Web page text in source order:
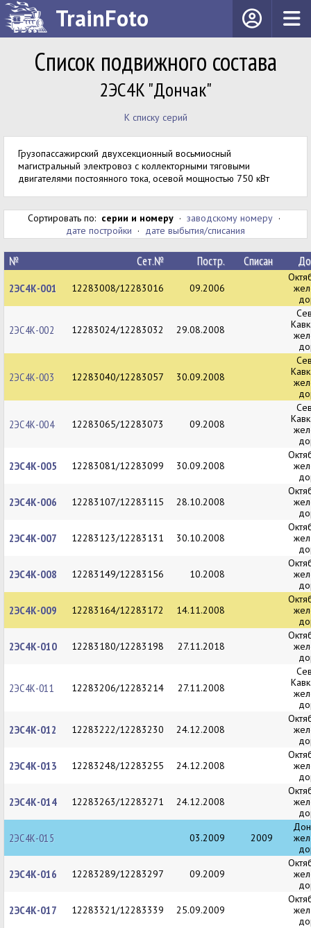
TrainFoto
Список подвижного состава
2ЭС4К "Дончак"
К списку серий
Грузопассажирский двухсекционный восьмиосный
магистральный электровоз с коллекторными тяговыми
двигателями постоянного тока, осевой мощностью 750 кВт
Сортировать по: серии и номеру · заводскому номеру ·
дате постройки · дате выбытия/списания
№ Сет.№ Постр. Списан
2ЭС4К-001 12283008/12283016 09.2006
2ЭС4К-002 12283024/12283032 29.08.2008
2ЭС4К-003 12283040/12283057 30.09.2008
2ЭС4К-004 12283065/12283073 09.2008
2ЭС4К-005 12283081/12283099 30.09.2008
2ЭС4К-006 12283107/12283115 28.10.2008
2ЭС4К-007 12283123/12283131 30.10.2008
2ЭС4К-008 12283149/12283156 10.2008
2ЭС4К-009 12283164/12283172 14.11.2008
2ЭС4К-010 12283180/12283198 27.11.2018
2ЭС4К-011 12283206/12283214 27.11.2008
2ЭС4К-012 12283222/12283230 24.12.2008
2ЭС4К-013 12283248/12283255 24.12.2008
2ЭС4К-014 12283263/12283271 24.12.2008
2ЭС4К-015 03.2009 2009
2ЭС4К-016 12283289/12283297 09.2009
2ЭС4К-017 12283321/12283339 25.09.2009